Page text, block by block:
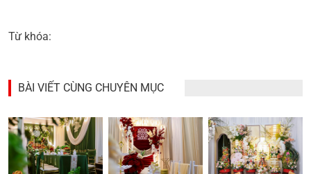
Từ khóa:
BÀI VIẾT CÙNG CHUYÊN MỤC